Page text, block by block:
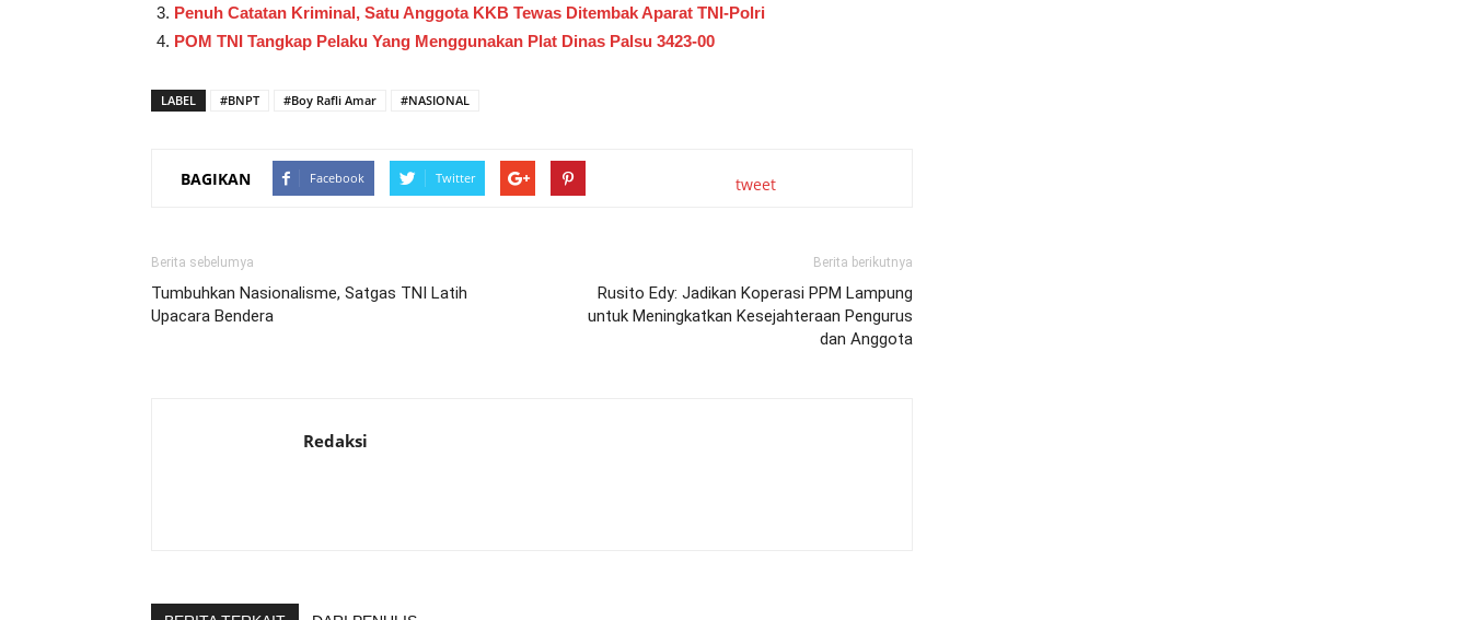
Penuh Catatan Kriminal, Satu Anggota KKB Tewas Ditembak Aparat TNI-Polri
POM TNI Tangkap Pelaku Yang Menggunakan Plat Dinas Palsu 3423-00
LABEL #BNPT #Boy Rafli Amar #NASIONAL
BAGIKAN Facebook Twitter tweet
Berita sebelumya
Tumbuhkan Nasionalisme, Satgas TNI Latih
Upacara Bendera
Berita berikutnya
Rusito Edy: Jadikan Koperasi PPM Lampung
untuk Meningkatkan Kesejahteraan Pengurus
dan Anggota
Redaksi